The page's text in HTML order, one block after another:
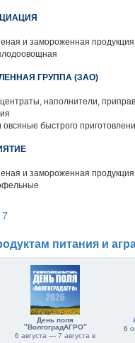
и замороженная продукция
ГРУППА (ЗАО)
наполнители,
быстрого
и замороженная продукция
питания и
День поля
"ВолгоградАГРО"
6 августа — 7 августа в
6